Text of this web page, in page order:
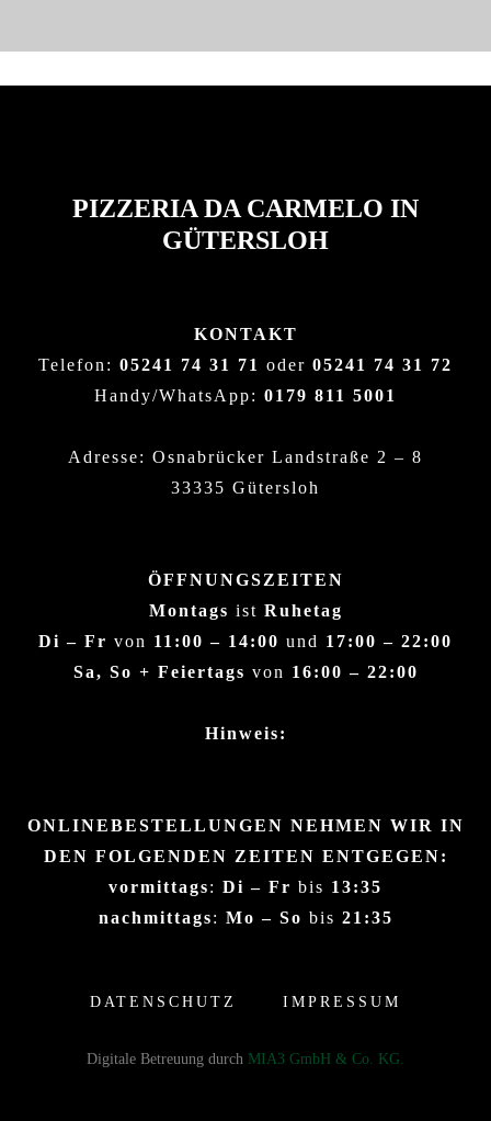
PIZZERIA DA CARMELO IN
GÜTERSLOH
KONTAKT
Telefon: 05241 74 31 71 oder 05241 74 31 72
Handy/WhatsApp: 0179 811 5001
Adresse: Osnabrücker Landstraße 2 – 8
33335 Gütersloh
ÖFFNUNGSZEITEN
Montags ist Ruhetag
Di – Fr von 11:00 – 14:00 und 17:00 – 22:00
Sa, So + Feiertags von 16:00 – 22:00
Hinweis:
ONLINEBESTELLUNGEN NEHMEN WIR IN
DEN FOLGENDEN ZEITEN ENTGEGEN:
vormittags: Di – Fr bis 13:35
nachmittags: Mo – So bis 21:35
DATENSCHUTZ IMPRESSUM
Digitale Betreuung durch MIA3 GmbH & Co. KG.